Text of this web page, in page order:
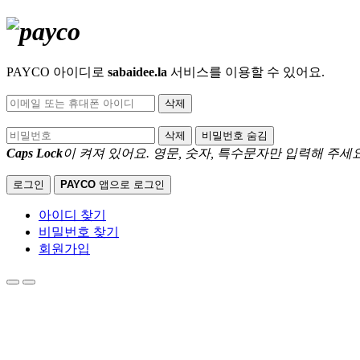
PAYCO 아이디로 sabaidee.la 서비스를 이용할 수 있어요.
삭제
삭제 비밀번호 숨김
Caps Lock이 켜져 있어요. 영문, 숫자, 특수문자만 입력해 주세
로그인 PAYCO 앱으로 로그인
아이디 찾기
비밀번호 찾기
회원가입